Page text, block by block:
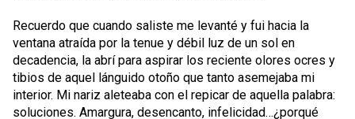
Recuerdo que cuando saliste me levanté y fui hacia la
ventana atraída por la tenue y débil luz de un sol en
decadencia, la abrí para aspirar los reciente olores ocres y
tibios de aquel lánguido otoño que tanto asemejaba mi
interior. Mi nariz aleteaba con el repicar de aquella palabra:
soluciones. Amargura, desencanto, infelicidad…¿porqué